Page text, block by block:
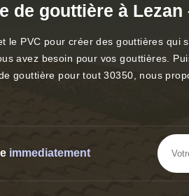
de gouttière à
le PVC pour créer des gouttières
avez besoin pour vos gouttières.
gouttière pour tout 30350, nous
immediatement